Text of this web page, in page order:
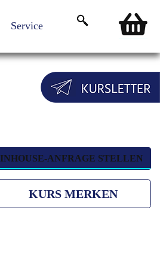
Service
Login für Teilnehmende
INHOUSE-ANFRAGE STELLEN
KURS MERKEN